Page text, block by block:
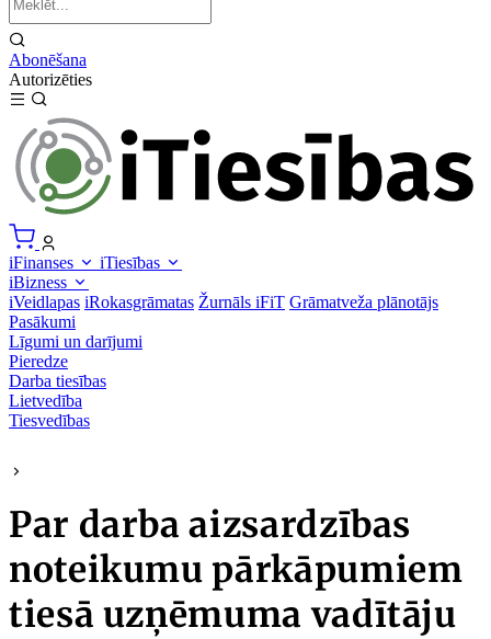
Abonēšana
Autorizēties
iFinanses
iTiesības
iBizness
iVeidlapas iRokasgrāmatas Žurnāls iFiT Grāmatveža plānotājs
Pasākumi
Līgumi un darījumi
Pieredze
Darba tiesības
Lietvedība
Tiesvedības
Par darba aizsardzības
noteikumu pārkāpumiem
tiesā uzņēmuma vadītāju